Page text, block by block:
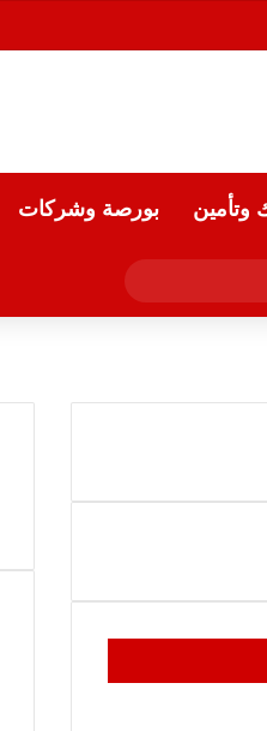
وتأمين بورصة وشركات